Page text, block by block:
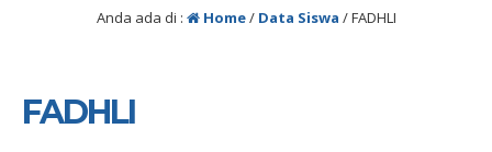
Anda ada di : Home/ Data Siswa /FADHLI
FADHLI